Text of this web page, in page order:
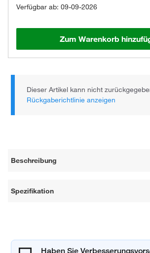
Verfügbar ab: 09-09-2026
Zum Warenkorb
Dieser Artikel kann nicht
Rückgaberichtlinie anzeigen
Beschreibung
Spezifikation
Haben Sie